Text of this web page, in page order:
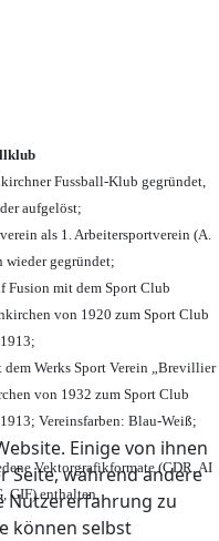
Einige von ihnen
Seite, während andere
Nutzererfahrung zu
können selbst
Fussball-Klub gegründet,
aufgelöst;
als 1. Arbeitersportverein (A.
wieder gegründet;
Fusion mit dem Sport Club
von 1920 zum Sport Club
dem Werks Sport Verein „Brevillier
von 1932 zum Sport Club
Vereinsfarben: Blau-Weiß;
Vektorgrafikformate (CDR, AI
GIF) enthalten.